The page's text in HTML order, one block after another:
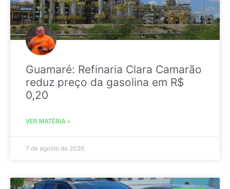
Guamaré: Refinaria Clara Camarão
reduz preço da gasolina em R$
0,20
VER MATÉRIA »
7 de agosto de 2026